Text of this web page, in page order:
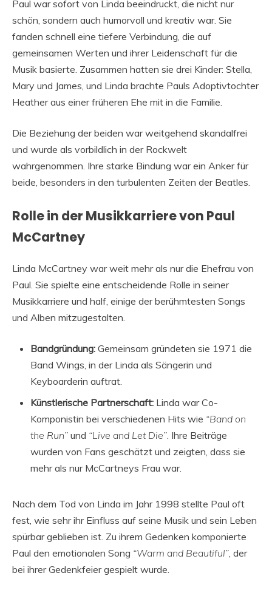
Paul war sofort von Linda beeindruckt, die nicht nur
schön, sondern auch humorvoll und kreativ war. Sie
fanden schnell eine tiefere Verbindung, die auf
gemeinsamen Werten und ihrer Leidenschaft für die
Musik basierte. Zusammen hatten sie drei Kinder: Stella,
Mary und James, und Linda brachte Pauls Adoptivtochter
Heather aus einer früheren Ehe mit in die Familie.
Die Beziehung der beiden war weitgehend skandalfrei
und wurde als vorbildlich in der Rockwelt
wahrgenommen. Ihre starke Bindung war ein Anker für
beide, besonders in den turbulenten Zeiten der Beatles.
Rolle in der Musikkarriere von Paul
McCartney
Linda McCartney war weit mehr als nur die Ehefrau von
Paul. Sie spielte eine entscheidende Rolle in seiner
Musikkarriere und half, einige der berühmtesten Songs
und Alben mitzugestalten.
Bandgründung: Gemeinsam gründeten sie 1971 die
Band Wings, in der Linda als Sängerin und
Keyboarderin auftrat.
Künstlerische Partnerschaft: Linda war Co-
Komponistin bei verschiedenen Hits wie “Band on
the Run” und “Live and Let Die” . Ihre Beiträge
wurden von Fans geschätzt und zeigten, dass sie
mehr als nur McCartneys Frau war.
Nach dem Tod von Linda im Jahr 1998 stellte Paul oft
fest, wie sehr ihr Einfluss auf seine Musik und sein Leben
spürbar geblieben ist. Zu ihrem Gedenken komponierte
Paul den emotionalen Song “Warm and Beautiful” , der
bei ihrer Gedenkfeier gespielt wurde.